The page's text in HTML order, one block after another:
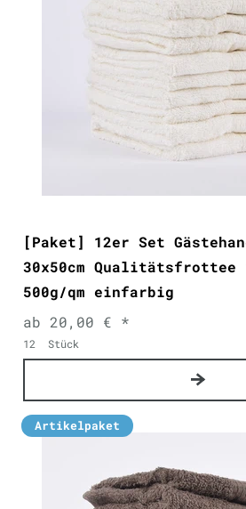
[Paket] 12er Set
30x50cm Qualitätsfrottee
500g/qm einfarbig
ab 20,00 € *
12 Stück
Artikelpaket